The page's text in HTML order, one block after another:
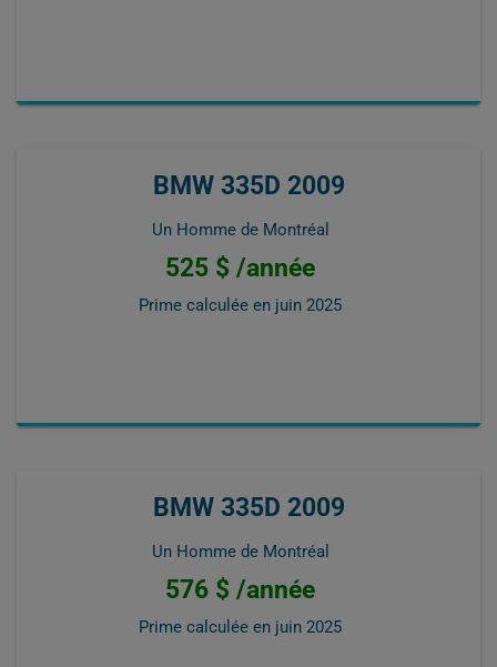
BMW 335D 2009
Un Homme de Montréal
525 $ /année
Prime calculée en juin 2025
BMW 335D 2009
Un Homme de Montréal
576 $ /année
Prime calculée en juin 2025